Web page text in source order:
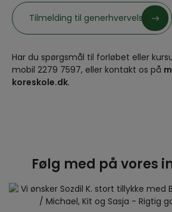
Tilmelding til generhvervelse
Har du spørgsmål til forløbet eller
mobil 2279 7597, eller kontakt os på
koreskole.dk.
Følg med på vores